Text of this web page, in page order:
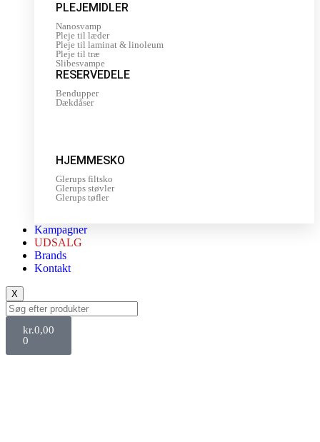
PLEJEMIDLER
Nanosvamp
Pleje til læder
Pleje til laminat & linoleum
Pleje til træ
Slibesvampe
RESERVEDELE
Bendupper
Dækdåser
HJEMMESKO
Glerups filtsko
Glerups støvler
Glerups tøfler
Kampagner
UDSALG
Brands
Kontakt
X
kr.0,00
0